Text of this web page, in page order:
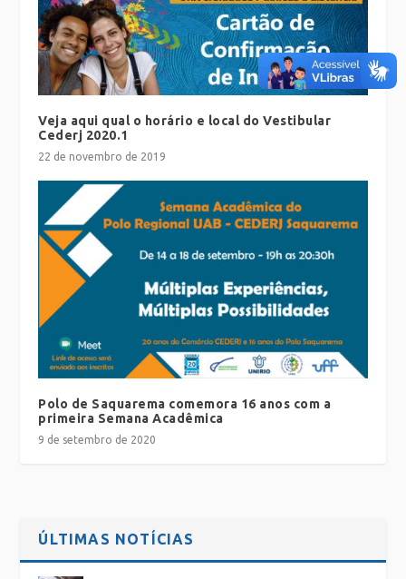
Veja aqui qual o horário e local do Vestibular
Cederj 2020.1
22 de novembro de 2019
Polo de Saquarema comemora 16 anos com a
primeira Semana Acadêmica
9 de setembro de 2020
ÚLTIMAS NOTÍCIAS